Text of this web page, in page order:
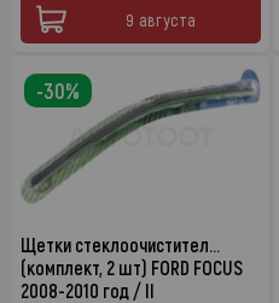
9 августа
Щетки стеклоочистител…
(комплект, 2 шт) FORD FOCUS
2008-2010 год / II
-30%